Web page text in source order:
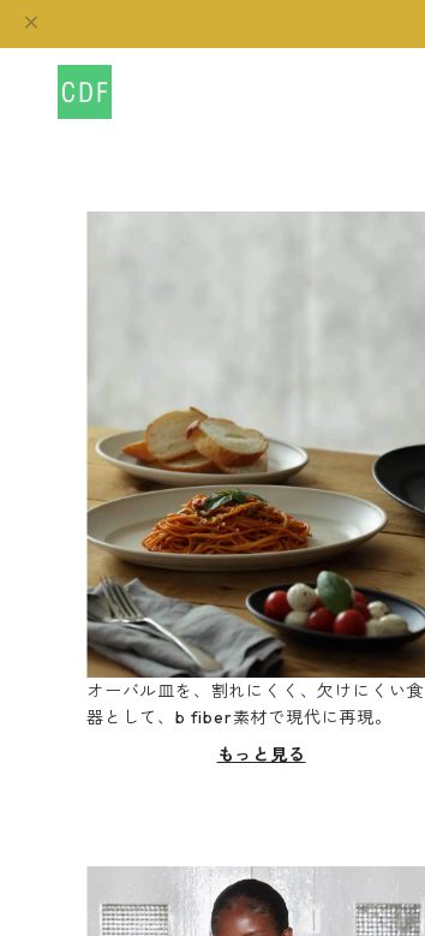
オーバル皿を、割れにくく、欠けにくい食
器として、b fiber素材で現代に再現。
もっと見る